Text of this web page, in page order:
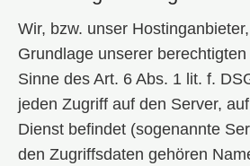
Wir, bzw. unser
Grundlage unserer
Sinne des Art. 6 Abs. 1 lit. f.
jeden Zugriff auf den Server,
Dienst befindet (sogenannte
den Zugriffsdaten gehören